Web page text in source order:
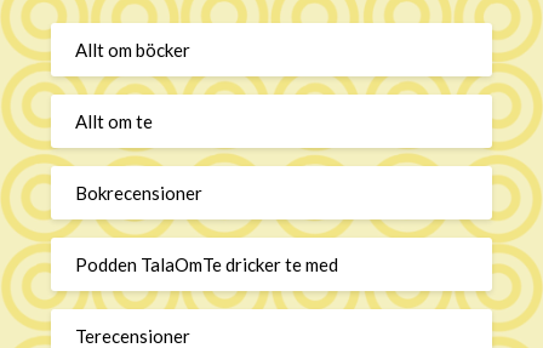
Allt om böcker
Allt om te
Bokrecensioner
Podden TalaOmTe dricker te med
Terecensioner